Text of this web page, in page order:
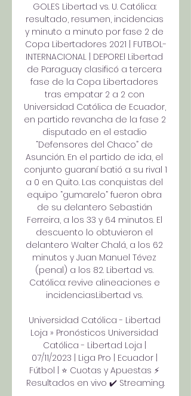
GOLES Libertad vs. U. Católica:
resultado, resumen, incidencias
y minuto a minuto por fase 2 de
Copa Libertadores 2021 | FUTBOL-
INTERNACIONAL | DEPOREl Libertad
de Paraguay clasificó a tercera
fase de la Copa Libertadores
tras empatar 2 a 2 con
Universidad Católica de Ecuador,
en partido revancha de la fase 2
disputado en el estadio
“Defensores del Chaco” de
Asunción. En el partido de ida, el
conjunto guaraní batió a su rival 1
a 0 en Quito. Las conquistas del
equipo “gumarelo” fueron obra
de su delantero Sebastián
Ferreira, a los 33 y 64 minutos. El
descuento lo obtuvieron el
delantero Walter Chalá, a los 62
minutos y Juan Manuel Tévez
(penal) a los 82. Libertad vs.
Católica: revive alineaciones e
incidenciasLibertad vs.
Universidad Católica - Libertad
Loja » Pronósticos Universidad
Católica - Libertad Loja |
07/11/2023 | Liga Pro | Ecuador |
Fútbol | ⭐ Cuotas y Apuestas ⚡
Resultados en vivo ✔️ Streaming.